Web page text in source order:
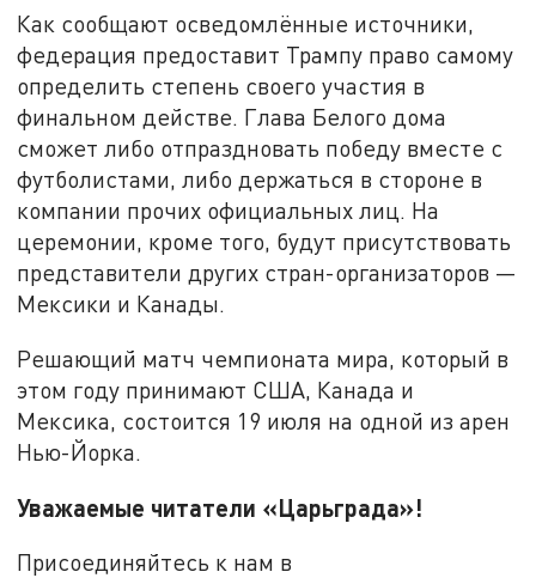
Как сообщают осведомлённые источники,
федерация предоставит Трампу право самому
определить степень своего участия в
финальном действе. Глава Белого дома
сможет либо отпраздновать победу вместе с
футболистами, либо держаться в стороне в
компании прочих официальных лиц. На
церемонии, кроме того, будут присутствовать
представители других стран-организаторов —
Мексики и Канады.
Решающий матч чемпионата мира, который в
этом году принимают США, Канада и
Мексика, состоится 19 июля на одной из арен
Нью-Йорка.
Уважаемые читатели «Царьграда»!
Присоединяйтесь к нам в